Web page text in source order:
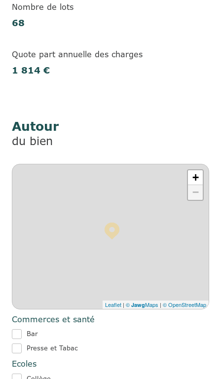
Nombre de lots
68
Quote part annuelle des charges
1 814 €
Autour
du bien
+
−
Leaflet | © JawgMaps | © OpenStreetMap
Commerces et santé
Bar
Presse et Tabac
Ecoles